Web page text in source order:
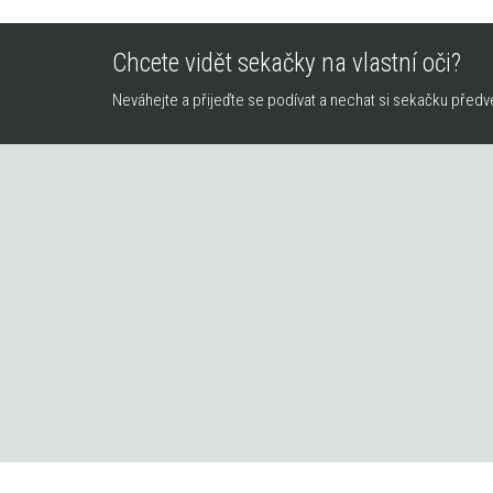
Chcete vidět sekačky na vlastní oči?
Neváhejte a přijeďte se podívat a nechat si sekačku